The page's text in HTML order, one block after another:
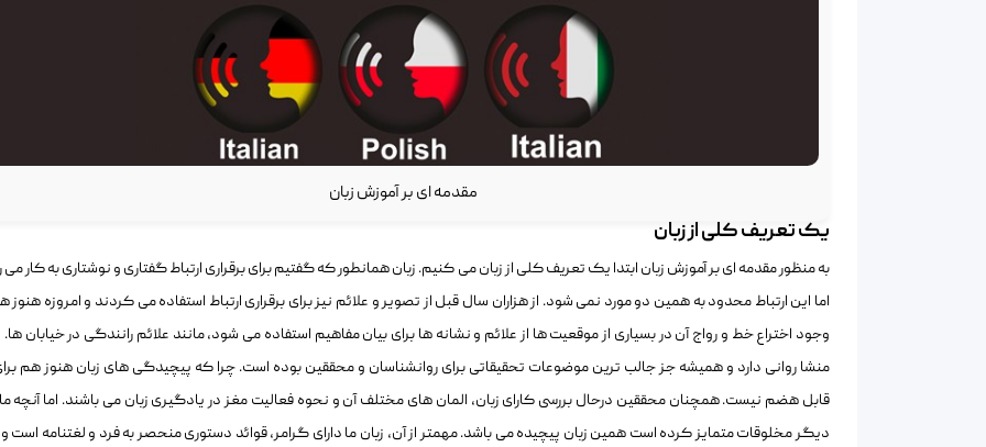
مقدمه ای بر آموزش زبان
یک تعریف کلی از زبان
به منظور مقدمه ای بر آموزش زبان ابتدا یک تعریف کلی از زبان می کنیم. زبان همانطور که گفتیم برای برقراری ارتباط گفتاری و نوشتاری به کار می
اما این ارتباط محدود به همین دو مورد نمی شود. از هزاران سال قبل از تصویر و علائم نیز برای برقراری ارتباط استفاده می کردند و امروزه هنوز
وجود اختراع خط و رواج آن در بسیاری از موقعیت ها از علائم و نشانه ها برای بیان مفاهیم استفاده می شود، مانند علائم رانندگی در خیابان ها.
منشا روانی دارد و همیشه جز جالب ترین موضوعات تحقیقاتی برای روانشناسان و محققین بوده است. چرا که پیچیدگی های زبان هنوز هم
قابل هضم نیست. همچنان محققین درحال بررسی کارای زبان، المان های مختلف آن و نحوه فعالیت مغز در یادگیری زبان می باشند. اما آنچه ما
دیگر مخلوقات متمایز کرده است همین زبان پیچیده می باشد. مهمتر از آن، زبان ما دارای گرامر، قوائد دستوری منحصر به فرد و لغتنامه است